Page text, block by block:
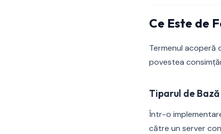
Ce Este de
Termenul
povestea
Tiparul de Bază
Într-o
către un server